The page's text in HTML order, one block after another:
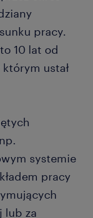
pracy.
10 lat od
ustał
systemie
pracy
lub za